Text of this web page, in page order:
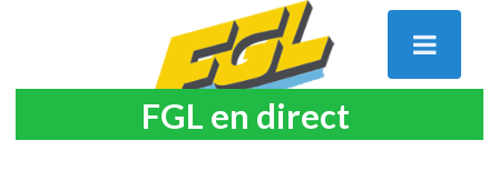
FGL en direct